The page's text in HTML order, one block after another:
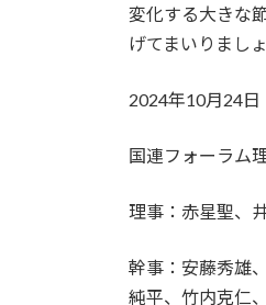
変化する大きな
げてまいりまし
2024年10月24日
国連フォーラム
理事：赤星聖、
幹事：安藤秀雄
純平、竹内克仁